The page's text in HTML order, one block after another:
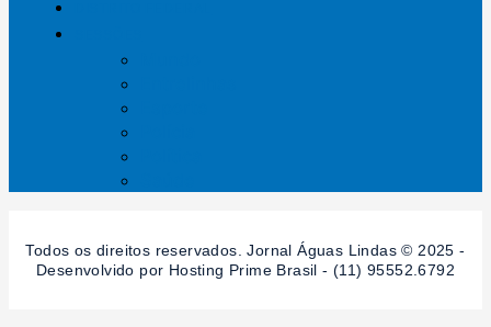
Todos os direitos reservados. Jornal Águas Lindas © 2025 -
Desenvolvido por Hosting Prime Brasil - (11) 95552.6792